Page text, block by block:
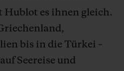
Hublot es ihnen gleich.
bis in die Türkei –
Seereise und
& RÜCKSENDUNGEN